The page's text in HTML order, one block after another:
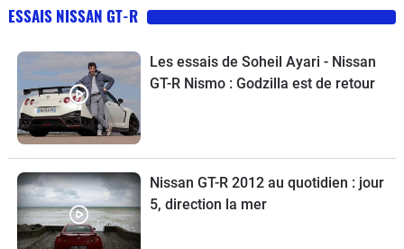
ESSAIS NISSAN GT-R
Les essais de Soheil Ayari - Nissan
GT-R Nismo : Godzilla est de retour
Nissan GT-R 2012 au quotidien : jour
5, direction la mer